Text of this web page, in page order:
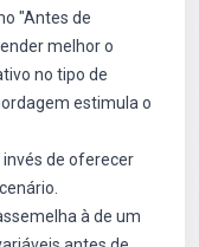
"Antes de
melhor o
no tipo de
estimula o
invés de oferecer
à de um